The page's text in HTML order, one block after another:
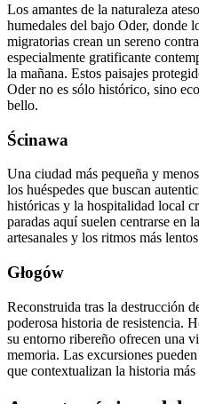
Los amantes de la naturaleza
humedales del bajo Oder, donde
migratorias crean un sereno
especialmente gratificante
la mañana. Estos paisajes
Oder no es sólo histórico, sino
bello.
Ścinawa
Una ciudad más pequeña y
los huéspedes que buscan
históricas y la hospitalidad local
paradas aquí suelen centrarse en
artesanales y los ritmos más
Głogów
Reconstruida tras la destrucción
poderosa historia de resistencia.
su entorno ribereño ofrecen una
memoria. Las excursiones
que contextualizan la historia